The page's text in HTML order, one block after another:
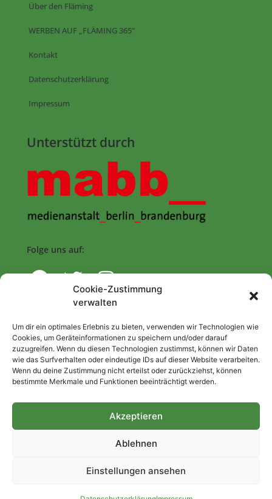
Cookie-Zustimmung
verwalten
Um dir ein optimales Erlebnis zu bieten, verwenden wir Technologien wie
Cookies, um Geräteinformationen zu speichern und/oder darauf
zuzugreifen. Wenn du diesen Technologien zustimmst, können wir Daten
wie das Surfverhalten oder eindeutige IDs auf dieser Website verarbeiten.
Wenn du deine Zustimmung nicht erteilst oder zurückziehst, können
bestimmte Merkmale und Funktionen beeinträchtigt werden.
Akzeptieren
Ablehnen
Einstellungen ansehen
Über den Fläming
WERBEN AUF „FLÄMING 365“
Kontakt
Datenschutzerklärung
Impressum
Unterstützt durch
Folge uns auf:
Start
Nutzungsbedingungen